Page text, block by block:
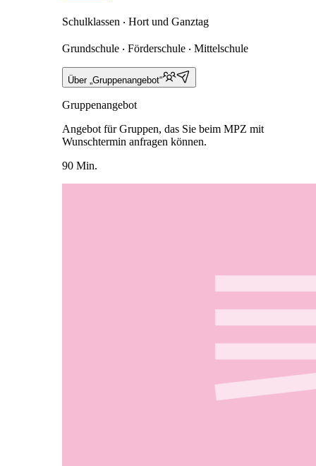
Schulklassen ‧ Hort und Ganztag
Grundschule ‧ Förderschule ‧ Mittelschule
Über „Gruppenangebot“
Gruppenangebot
Angebot für Gruppen, das Sie beim MPZ mit
Wunschtermin anfragen können.
90 Min.